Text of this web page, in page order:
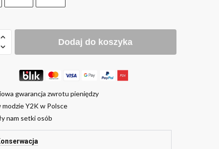
Dodaj do koszyka
gwarancja zwrotu pieniędzy
modzie Y2K w Polsce
nam setki osób